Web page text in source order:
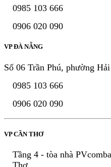
0985 103 666
0906 020 090
VP ĐÀ NẴNG
Số 06 Trần Phú, phường
0985 103 666
0906 020 090
VP CẦN THƠ
Tầng 4 - tòa nhà
Thơ.